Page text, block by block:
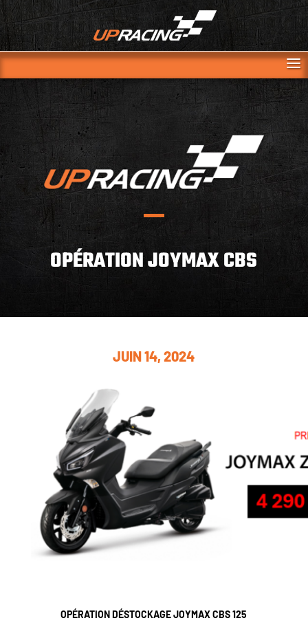
OPÉRATION JOYMAX CBS
JUIN 14, 2024
OPÉRATION DÉSTOCKAGE JOYMAX CBS 125